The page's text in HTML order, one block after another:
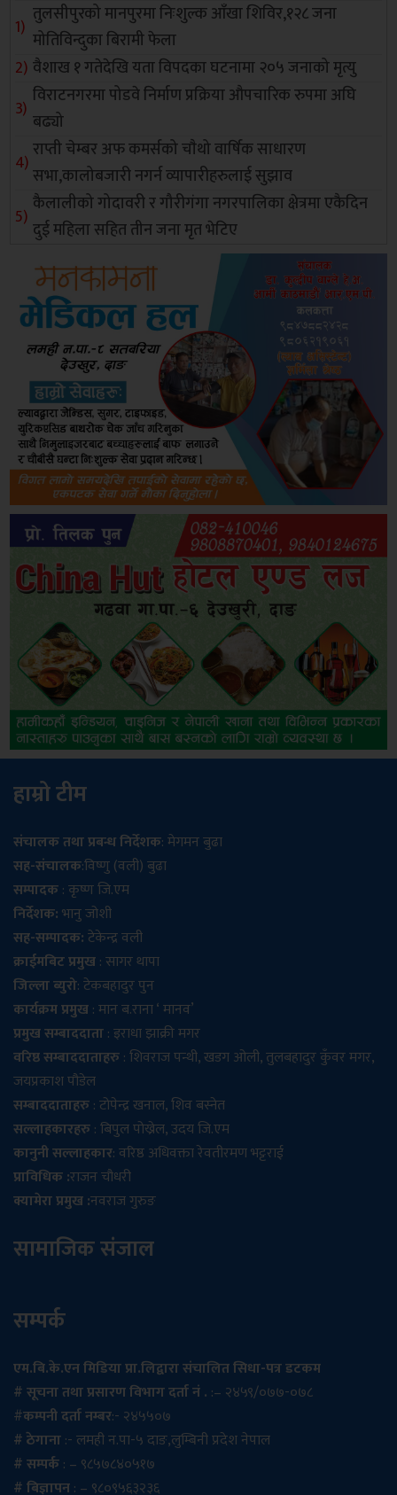
तुलसीपुरको मानपुरमा निःशुल्क आँखा शिविर,१२८ जना
मोतिविन्दुका बिरामी फेला
वैशाख १ गतेदेखि यता विपदका घटनामा २०५ जनाको मृत्यु
विराटनगरमा पोडवे निर्माण प्रक्रिया औपचारिक रुपमा अघि
बढ्यो
राप्ती चेम्बर अफ कमर्सको चाैथो वार्षिक साधारण
सभा,कालोबजारी नगर्न व्यापारीहरुलाई सुझाव
कैलालीको गोदावरी र गौरीगंगा नगरपालिका क्षेत्रमा एकैदिन
दुई महिला सहित तीन जना मृत भेटिए
हाम्रो टीम
संचालक तथा प्रबन्ध निर्देशक: मेगमन बुढा
सह-संचालक:विष्णु (वली) बुढा
सम्पादक: कृष्ण जि.एम
निर्देशक:भानु जोशी
सह-सम्पादक:टेकेन्द्र वली
क्राईमबिट प्रमुख: सागर थापा
जिल्ला ब्युरो: टेकबहादुर पुन
कार्यक्रम प्रमुख: मान ब.राना ‘ मानव’
प्रमुख सम्बाददाता: इराधा झाक्री मगर
वरिष्ठ सम्बाददाताहरु: शिवराज पन्थी, खडग ओली, तुलबहादुर कुँवर मगर,
जयप्रकाश पौडेल
सम्बाददाताहरु: टोपेन्द्र खनाल, शिव बस्नेत
सल्लाहकारहरु: बिपुल पोख्रेल, उदय जि.एम
कानुनी सल्लाहकार: वरिष्ठ अधिवक्ता रेवतीरमण भट्टराई
प्राविधिक :राजन चौधरी
क्यामेरा प्रमुख :नवराज गुरुङ
सामाजिक संजाल
सम्पर्क
एम.बि.के.एन मिडिया प्रा.लिद्वारा संचालित सिधा-पत्र डटकम
# सूचना तथा प्रसारण विभाग दर्ता नं . :– २४५९/०७७-०७८
#कम्पनी दर्ता नम्बर:- २४५५०७
# ठेगाना:- लमही न.पा-५ दाङ,लुम्बिनी प्रदेश नेपाल
# सम्पर्क: – ९८५७८४०५१७
# बिज्ञापन: – ९८०९५६३२३६